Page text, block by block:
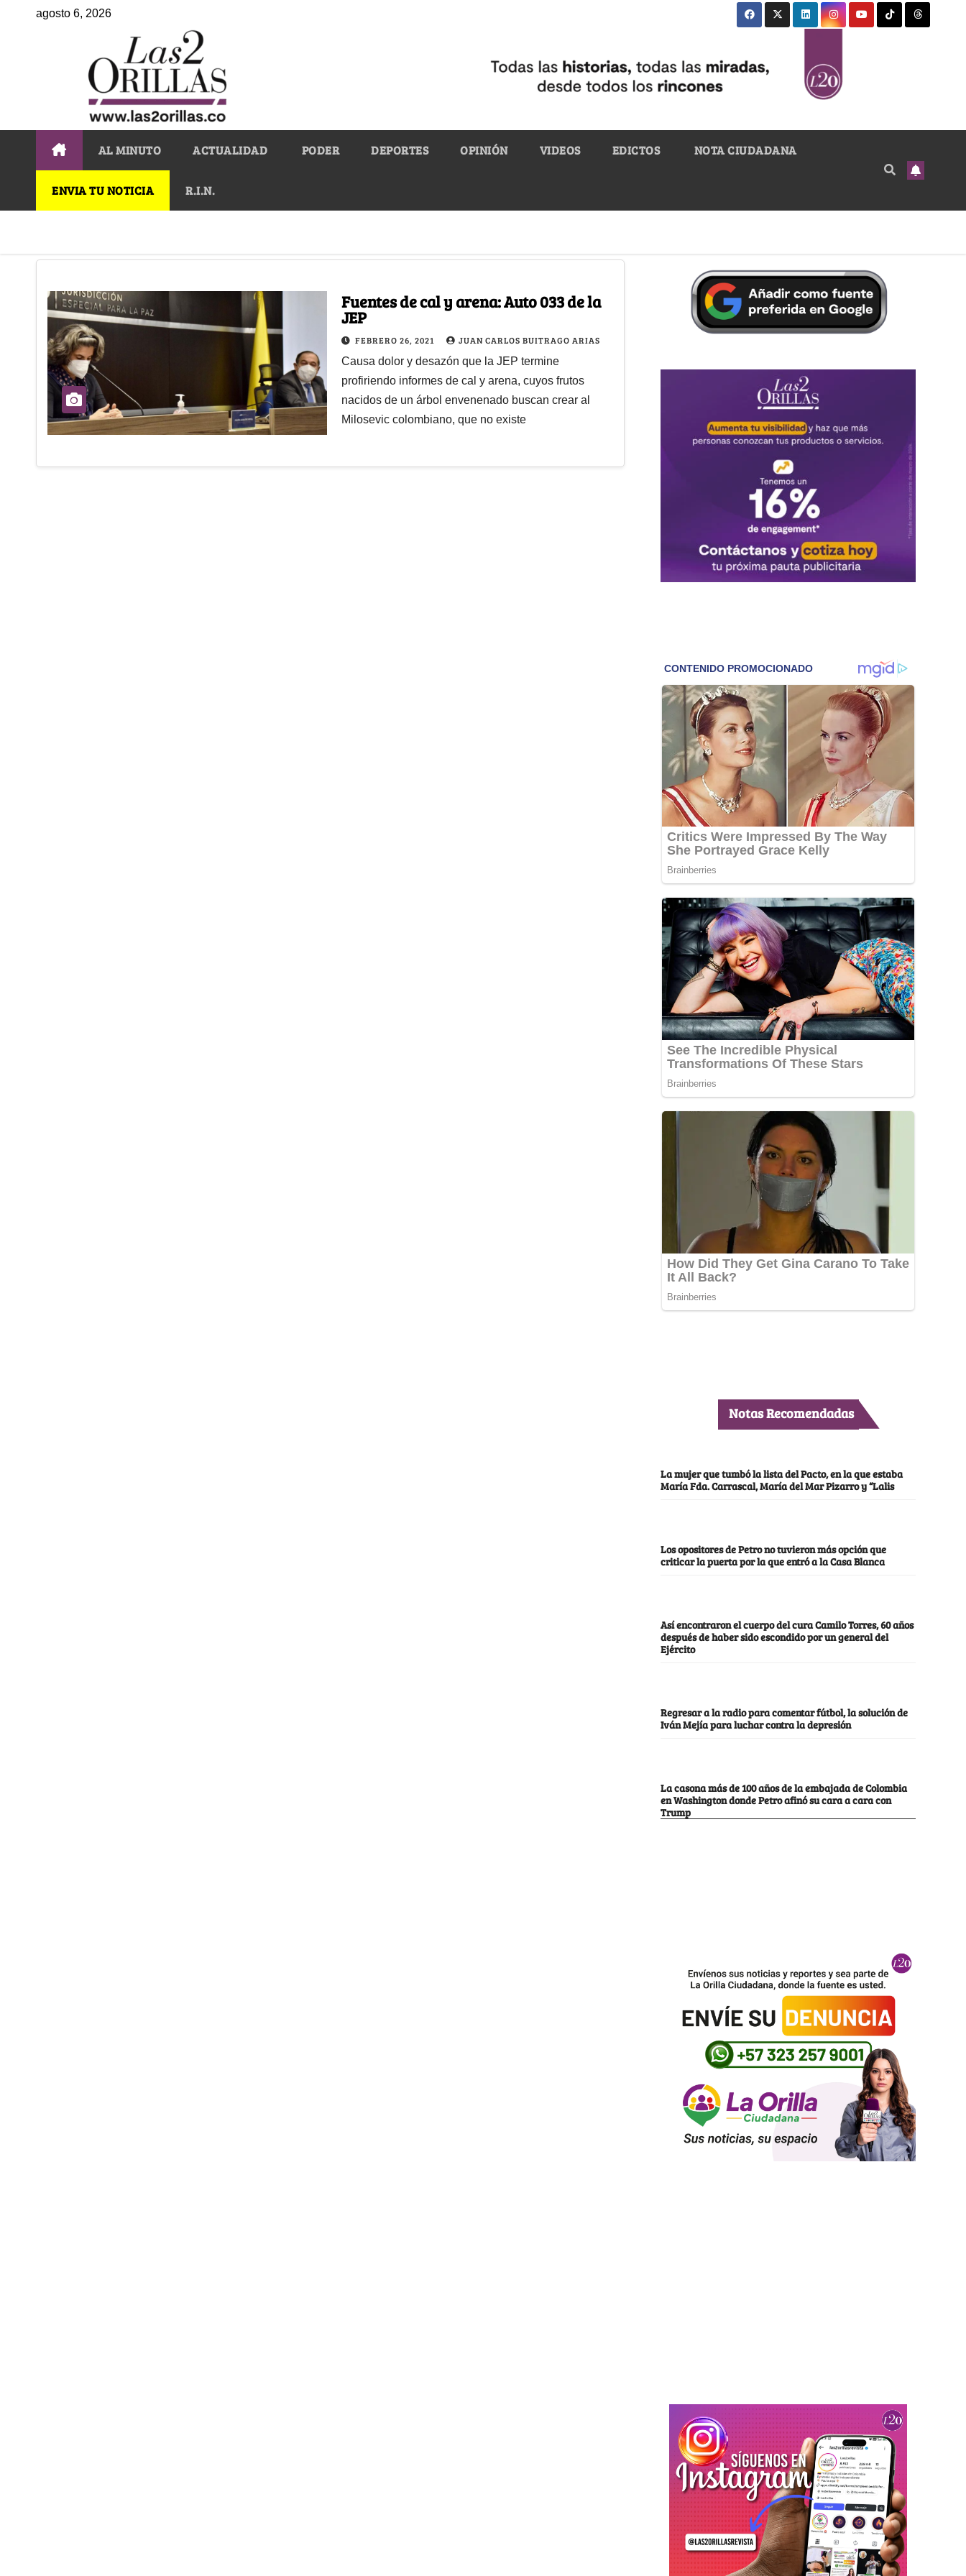
agosto 6, 2026
AL MINUTO ACTUALIDAD PODER DEPORTES OPINIÓN VIDEOS EDICTOS NOTA CIUDADANA
ENVIA TU NOTICIA R.I.N.
Fuentes de cal y arena: Auto 033 de la
JEP
FEBRERO 26, 2021 JUAN CARLOS BUITRAGO ARIAS
Causa dolor y desazón que la JEP termine
profiriendo informes de cal y arena, cuyos frutos
nacidos de un árbol envenenado buscan crear al
Milosevic colombiano, que no existe
Notas Recomendadas
La mujer que tumbó la lista del Pacto, en la que estaba
María Fda. Carrascal, María del Mar Pizarro y “Lalis
Los opositores de Petro no tuvieron más opción que
criticar la puerta por la que entró a la Casa Blanca
Así encontraron el cuerpo del cura Camilo Torres, 60 años
después de haber sido escondido por un general del
Ejército
Regresar a la radio para comentar fútbol, la solución de
Iván Mejía para luchar contra la depresión
La casona más de 100 años de la embajada de Colombia
en Washington donde Petro afinó su cara a cara con
Trump